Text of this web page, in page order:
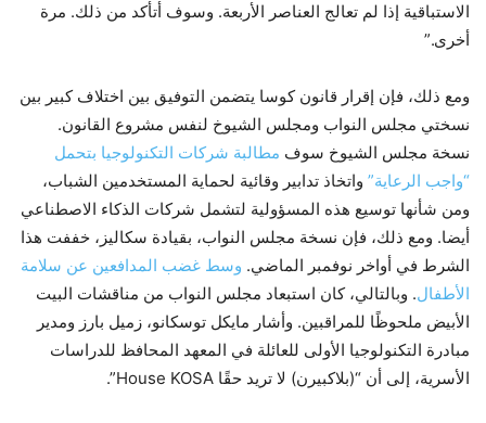
الاستباقية إذا لم تعالج العناصر الأربعة. وسوف أتأكد من ذلك. مرة
أخرى.”
ومع ذلك، فإن إقرار قانون كوسا يتضمن التوفيق بين اختلاف كبير بين
نسختي مجلس النواب ومجلس الشيوخ لنفس مشروع القانون.
نسخة مجلس الشيوخ سوف مطالبة شركات التكنولوجيا بتحمل
“واجب الرعاية” واتخاذ تدابير وقائية لحماية المستخدمين الشباب،
ومن شأنها توسيع هذه المسؤولية لتشمل شركات الذكاء الاصطناعي
أيضا. ومع ذلك، فإن نسخة مجلس النواب، بقيادة سكاليز، خففت هذا
الشرط في أواخر نوفمبر الماضي. وسط غضب المدافعين عن سلامة
الأطفال. وبالتالي، كان استبعاد مجلس النواب من مناقشات البيت
الأبيض ملحوظًا للمراقبين. وأشار مايكل توسكانو، زميل بارز ومدير
مبادرة التكنولوجيا الأولى للعائلة في المعهد المحافظ للدراسات
الأسرية، إلى أن “(بلاكبيرن) لا تريد حقًا House KOSA”.